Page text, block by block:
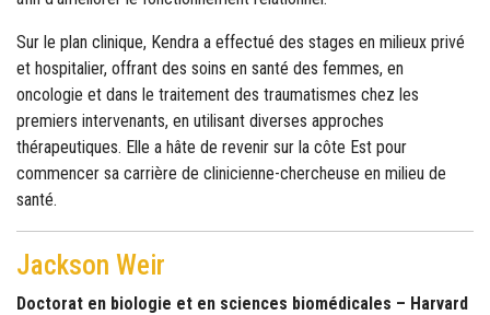
Sur le plan clinique, Kendra a effectué des stages en milieux privé
et hospitalier, offrant des soins en santé des femmes, en
oncologie et dans le traitement des traumatismes chez les
premiers intervenants, en utilisant diverses approches
thérapeutiques. Elle a hâte de revenir sur la côte Est pour
commencer sa carrière de clinicienne-chercheuse en milieu de
santé.
Jackson Weir
Doctorat en biologie et en sciences biomédicales – Harvard